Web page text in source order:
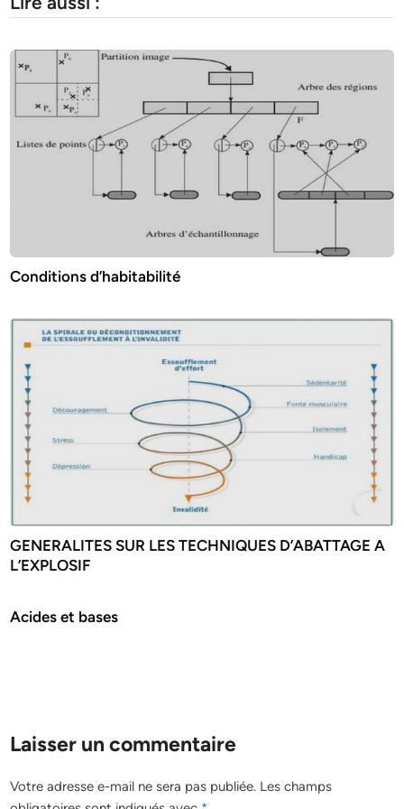
Conditions d’habitabilité
GENERALITES SUR LES TECHNIQUES D’ABATTAGE A
L’EXPLOSIF
Acides et bases
Laisser un commentaire
Votre adresse e-mail ne sera pas publiée. Les champs